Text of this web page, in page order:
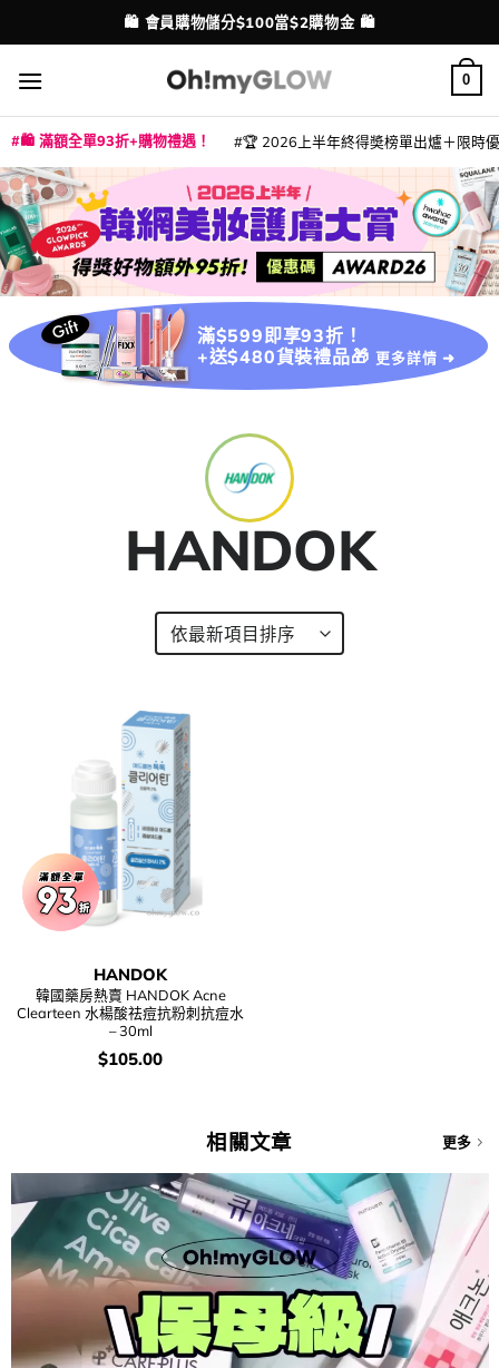
to
content
配送港澳
🛍️ 會員購物儲分$100當$2購物金 🛍️
0
🛍️ 滿額全單93折+購物禮遇！ 🏆 2026上半年終得奬榜單出爐＋限時
滿$599即享93折！
+送$480貨裝禮品🎁 更多詳情 ➜
HANDOK
HANDOK
韓國藥房熱賣 HANDOK Acne
Clearteen 水楊酸祛痘抗粉刺抗痘水
– 30ml
價
$105.00
相關文章 更多